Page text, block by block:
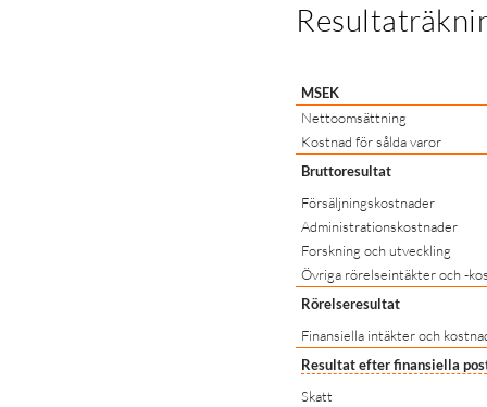
MSEK
Nettoomsättning
Kostnad för sålda varor
Bruttoresultat
Försäljningskostnader
Administrationskostnader
Forskning och utveckling
Övriga rörelseintäkter och -
Rörelseresultat
Finansiella intäkter och
Resultat efter finansiella
Skatt